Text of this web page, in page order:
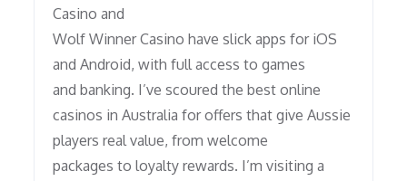
Casino and
Wolf Winner Casino have slick apps for iOS
and Android, with full access to games
and banking. I’ve scoured the best online
casinos in Australia for offers that give Aussie
players real value, from welcome
packages to loyalty rewards. I’m visiting a